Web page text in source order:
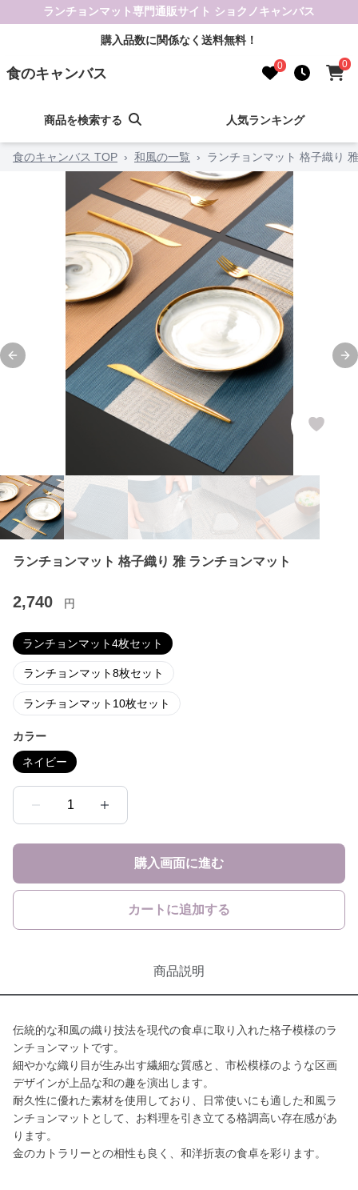
ランチョンマット専門通販サイト ショクノキャンバス
購入品数に関係なく送料無料！
食のキャンバス 0 0
商品を検索する 人気ランキング
食のキャンバス TOP › 和風の一覧 › ランチョンマット 格子織り
Previous slide
ランチョンマット 格子織り 雅 ランチョンマット
2,740 円
ランチョンマット4枚セット
ランチョンマット8枚セット
ランチョンマット10枚セット
カラー
ネイビー
1
購入画面に進む
カートに追加する
商品説明
伝統的な和風の織り技法を現代の食卓に取り入れた格子模様のラ
ンチョンマットです。
細やかな織り目が生み出す繊細な質感と、市松模様のような区画
デザインが上品な和の趣を演出します。
耐久性に優れた素材を使用しており、日常使いにも適した和風ラ
ンチョンマットとして、お料理を引き立てる格調高い存在感があ
ります。
金のカトラリーとの相性も良く、和洋折衷の食卓を彩ります。